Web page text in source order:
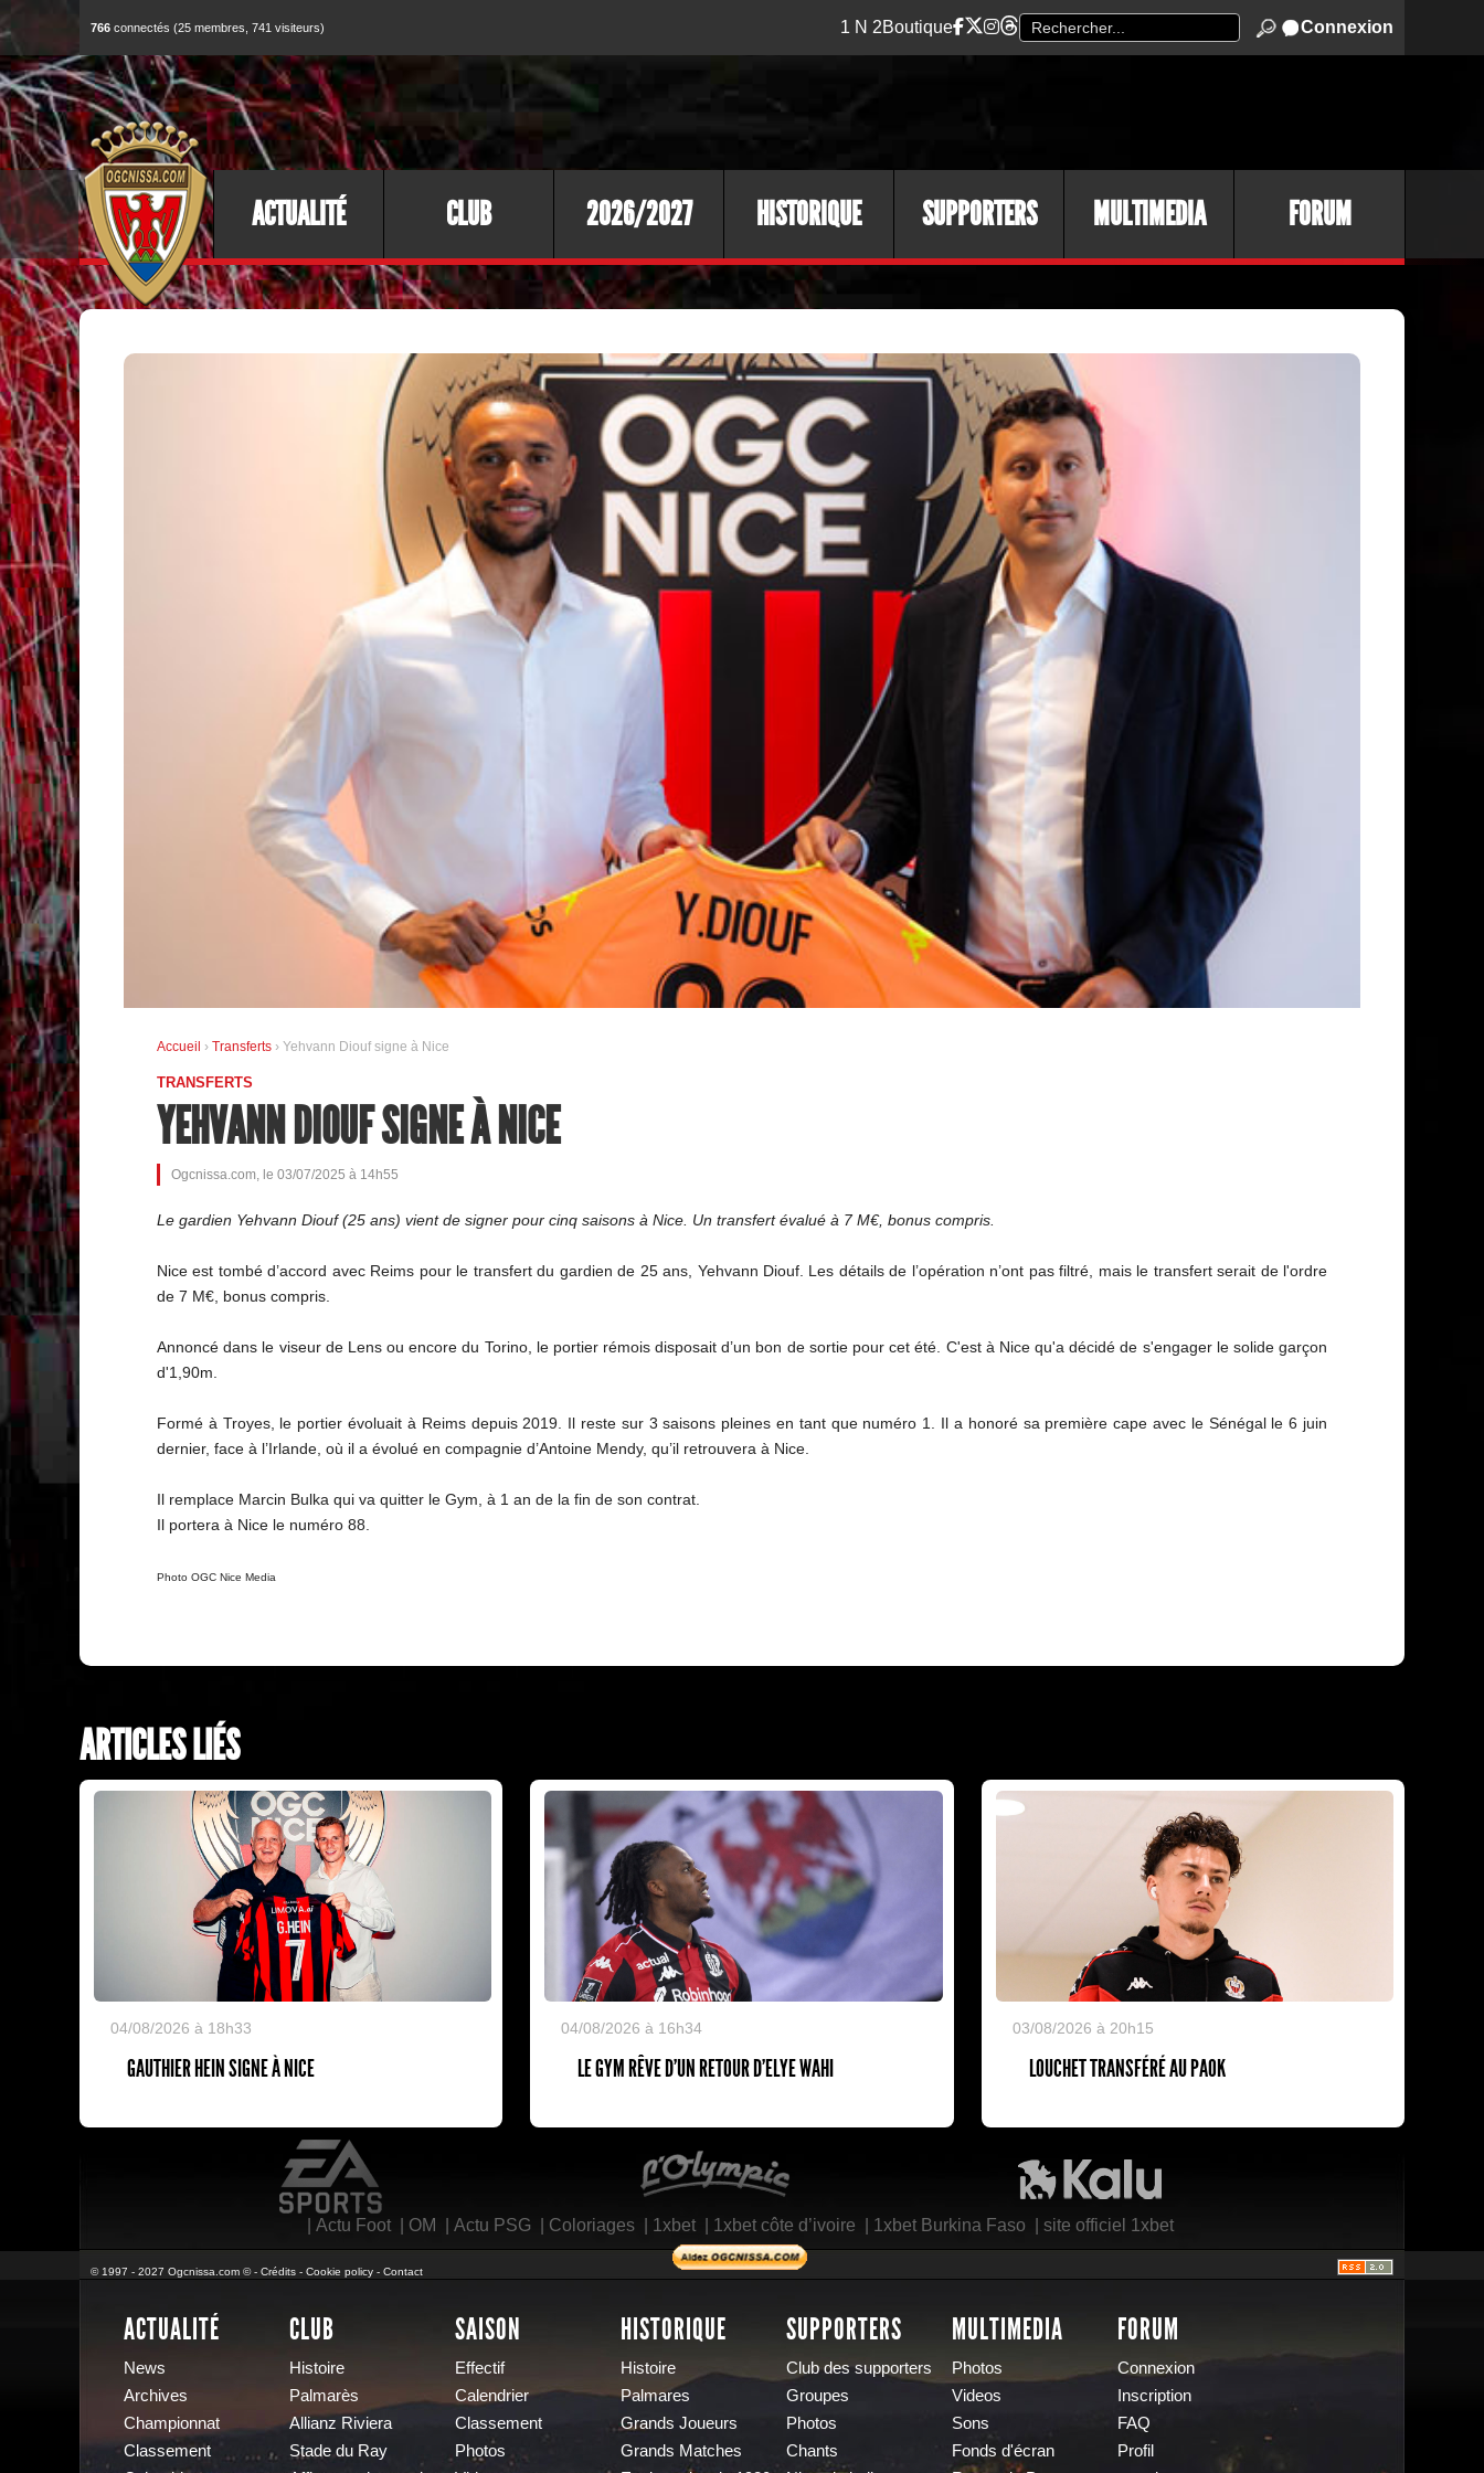
766 connectés (25 membres, 741 visiteurs) 1 N 2Boutique Connexion
ACTUALITÉ CLUB 2026/2027 HISTORIQUE SUPPORTERS MULTIMEDIA FORUM
Accueil › Transferts › Yehvann Diouf signe à Nice
TRANSFERTS
YEHVANN DIOUF SIGNE À NICE
Ogcnissa.com, le 03/07/2025 à 14h55
Le gardien Yehvann Diouf (25 ans) vient de signer pour cinq saisons à Nice. Un transfert évalué à 7 M€, bonus compris.
Nice est tombé d’accord avec Reims pour le transfert du gardien de 25 ans, Yehvann Diouf. Les détails de l’opération n’ont pas filtré, mais le transfert serait de l'ordre
de 7 M€, bonus compris.
Annoncé dans le viseur de Lens ou encore du Torino, le portier rémois disposait d’un bon de sortie pour cet été. C'est à Nice qu'a décidé de s'engager le solide garçon
d'1,90m.
Formé à Troyes, le portier évoluait à Reims depuis 2019. Il reste sur 3 saisons pleines en tant que numéro 1. Il a honoré sa première cape avec le Sénégal le 6 juin
dernier, face à l’Irlande, où il a évolué en compagnie d’Antoine Mendy, qu’il retrouvera à Nice.
Il remplace Marcin Bulka qui va quitter le Gym, à 1 an de la fin de son contrat.
Il portera à Nice le numéro 88.
Photo OGC Nice Media
ARTICLES LIÉS
04/08/2026 à 18h33
GAUTHIER HEIN SIGNE À NICE
04/08/2026 à 16h34
LE GYM RÊVE D’UN RETOUR D’ELYE WAHI
03/08/2026 à 20h15
LOUCHET TRANSFÉRÉ AU PAOK
Actu Foot| OM Actu PSG| Coloriages| 1xbet| 1xbet côte d’ivoire 1xbet Burkina Faso site officiel 1xbet
© 1997 - 2027 Ogcnissa.com © - Crédits - Cookie policy - Contact
ACTUALITÉ
News
Archives
Championnat
Classement
CLUB
Histoire
Palmarès
Allianz Riviera
Stade du Ray
SAISON
Effectif
Calendrier
Classement
Photos
HISTORIQUE
Histoire
Palmares
Grands Joueurs
Grands Matches
SUPPORTERS
Club des supporters
Groupes
Photos
Chants
MULTIMEDIA
Photos
Videos
Sons
Fonds d'écran
FORUM
Connexion
Inscription
FAQ
Profil